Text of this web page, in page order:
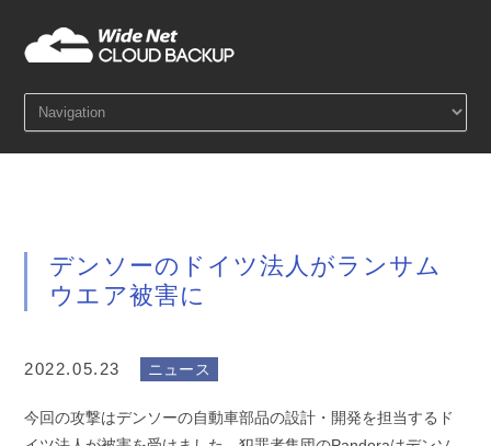
デンソーのドイツ法人がランサム
ウエア被害に
2022.05.23 ニュース
今回の攻撃はデンソーの自動車部品の設計・開発を担当するド